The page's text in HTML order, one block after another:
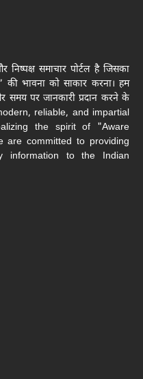
समाचार पोर्टल है जिसका
की भावना को साकार करना। हम
समय पर जानकारी प्रदान करने के
reliable, and impartial
the spirit of "Aware
are committed to providing
information to the Indian